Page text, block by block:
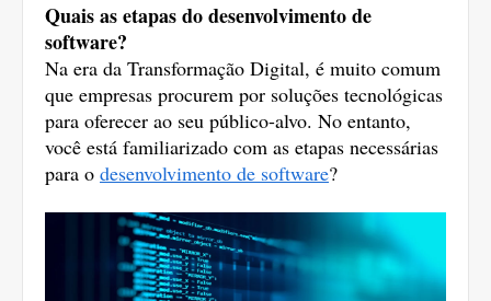
Quais as etapas do desenvolvimento de
software?
Na era da Transformação Digital, é muito comum
que empresas procurem por soluções tecnológicas
para oferecer ao seu público-alvo. No entanto,
você está familiarizado com as etapas necessárias
para o desenvolvimento de software?